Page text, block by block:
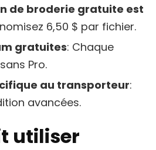
de broderie gratuite est
6,50 $ par fichier.
gratuites: Chaque
Pro.
au transporteur:
avancées.
utiliser